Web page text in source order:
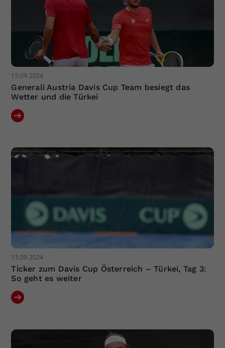
15.09.2024
Generali Austria Davis Cup Team besiegt das
Wetter und die Türkei
15.09.2024
Ticker zum Davis Cup Österreich – Türkei, Tag 3:
So geht es weiter